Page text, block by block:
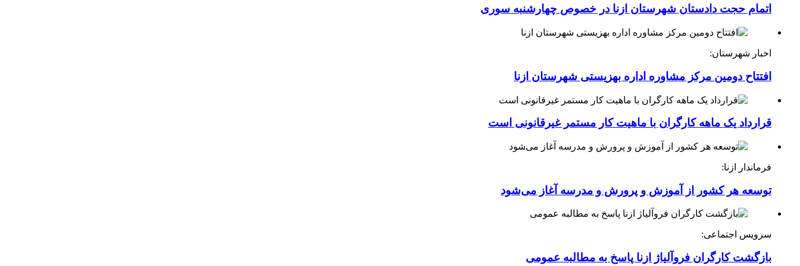
اتمام حجت دادستان شهرستان ازنا در خصوص چهارشنبه ‌سوری
اخبار شهرستان:
افتتاح دومین مرکز مشاوره اداره بهزیستی شهرستان ازنا
قرارداد یک ماهه کارگران با ماهیت کار مستمر غیرقانونی است
فرماندار ازنا:
توسعه هر کشور از آموزش و پرورش و مدرسه آغاز می‌شود
سرویس اجتماعی:
بازگشت کارگران فروآلیاژ ازنا پاسخ به مطالبه عمومی